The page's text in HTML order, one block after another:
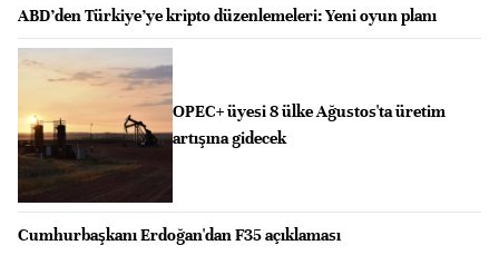
ABD’den Türkiye’ye kripto düzenlemeleri: Yeni oyun planı
OPEC+ üyesi 8 ülke Ağustos'ta üretim
artışına gidecek
Cumhurbaşkanı Erdoğan'dan F35 açıklaması